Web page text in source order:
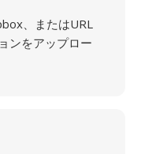
、またはURL
ンをアップロー